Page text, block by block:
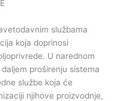
službama
koja doprinosi
U narednom
proširenju sistema
službe koja će
njihove proizvodnje,